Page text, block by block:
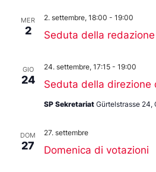
MER
2 Seduta della
2. settembre, 18:00 - 19:00
GIO
24 Seduta della direzione
24. settembre, 17:15 - 19:00
SP Sekretariat Gürtelstrasse 24,
DOM
27 Domenica di votazioni
27. settembre